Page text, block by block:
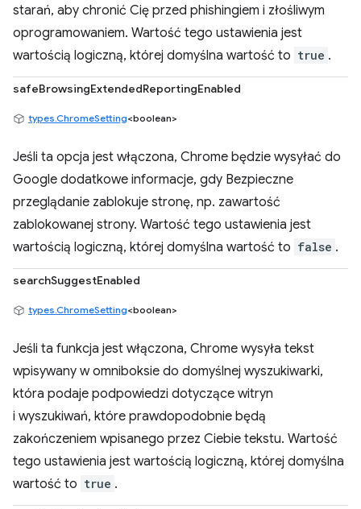
starań, aby chronić Cię przed phishingiem i złośliwym
oprogramowaniem. Wartość tego ustawienia jest
wartością logiczną, której domyślna wartość to true .
safeBrowsingExtendedReportingEnabled
types.ChromeSetting<boolean>
Jeśli ta opcja jest włączona, Chrome będzie wysyłać do
Google dodatkowe informacje, gdy Bezpieczne
przeglądanie zablokuje stronę, np. zawartość
zablokowanej strony. Wartość tego ustawienia jest
wartością logiczną, której domyślna wartość to false .
searchSuggestEnabled
types.ChromeSetting<boolean>
Jeśli ta funkcja jest włączona, Chrome wysyła tekst
wpisywany w omniboksie do domyślnej wyszukiwarki,
która podaje podpowiedzi dotyczące witryn
i wyszukiwań, które prawdopodobnie będą
zakończeniem wpisanego przez Ciebie tekstu. Wartość
tego ustawienia jest wartością logiczną, której domyślna
wartość to true .